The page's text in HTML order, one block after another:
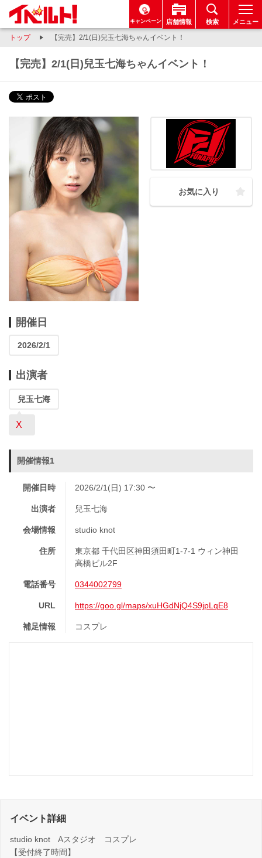
キャンペーン 店舗情報 検索 メニュー
トップ 【完売】2/1(日)兒玉七海ちゃんイベント！
【完売】2/1(日)兒玉七海ちゃんイベント！
お気に入り
開催日
2026/2/1
出演者
兒玉七海
X
開催情報1
開催日時 2026/2/1(日) 17:30 〜
出演者 兒玉七海
会場情報 studio knot
住所
東京都 千代田区神田須田町1-7-1 ウィン神田
高橋ビル2F
電話番号 0344002799
URL https://goo.gl/maps/xuHGdNjQ4S9jpLqE8
補足情報 コスプレ
イベント詳細
studio knot Aスタジオ コスプレ
【受付終了時間】